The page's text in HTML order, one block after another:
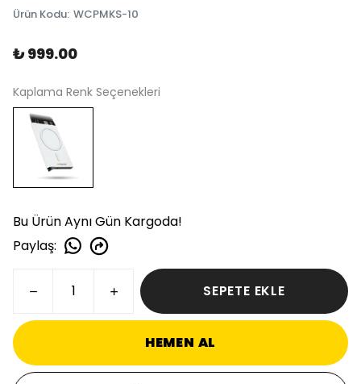
Ürün Kodu: WCPMKS-10
₺ 999.00
Kaplama Renk Seçenekleri
Bu Ürün Aynı Gün Kargoda!
Paylaş:
SEPETE EKLE
HEMEN AL